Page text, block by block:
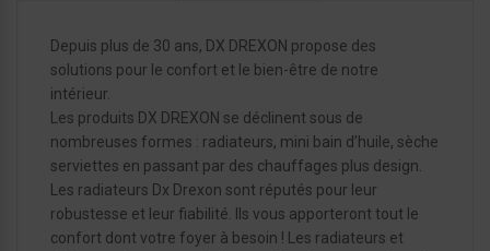
Depuis plus de 30 ans, DX DREXON propose des
solutions pour le confort et le bien-être de notre
intérieur.
Les produits DX DREXON se déclinent sous de
nombreuses formes : radiateurs, mini bain d’huile, sèche
serviettes en passant par des chauffages plus design.
Les radiateurs Dx Drexon sont réputés pour leur
robustesse et leur fiabilité. Ils vous apporteront tout le
confort dont votre foyer à besoin ! Les radiateurs et